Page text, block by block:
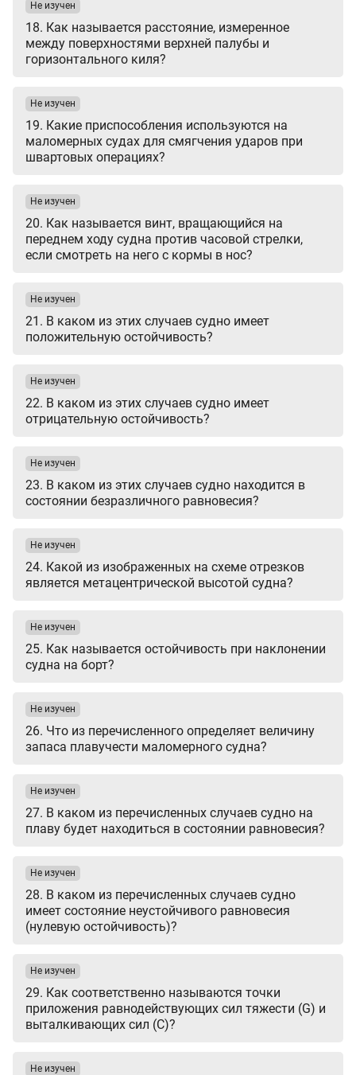
18. Как называется расстояние, измеренное
между поверхностями верхней палубы и
горизонтального киля?
Не изучен
19. Какие приспособления используются на
маломерных судах для смягчения ударов при
швартовых операциях?
Не изучен
20. Как называется винт, вращающийся на
переднем ходу судна против часовой стрелки,
если смотреть на него с кормы в нос?
Не изучен
21. В каком из этих случаев судно имеет
положительную остойчивость?
Не изучен
22. В каком из этих случаев судно имеет
отрицательную остойчивость?
Не изучен
23. В каком из этих случаев судно находится в
состоянии безразличного равновесия?
Не изучен
24. Какой из изображенных на схеме отрезков
является метацентрической высотой судна?
Не изучен
25. Как называется остойчивость при наклонении
судна на борт?
Не изучен
26. Что из перечисленного определяет величину
запаса плавучести маломерного судна?
Не изучен
27. В каком из перечисленных случаев судно на
плаву будет находиться в состоянии равновесия?
Не изучен
28. В каком из перечисленных случаев судно
имеет состояние неустойчивого равновесия
(нулевую остойчивость)?
Не изучен
29. Как соответственно называются точки
приложения равнодействующих сил тяжести (G) и
выталкивающих сил (С)?
Не изучен
Не изучен